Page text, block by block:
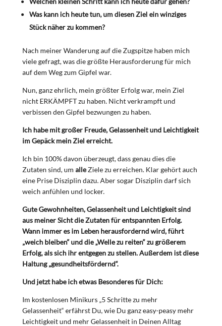
Was kann ich heute tun, um diesen Ziel ein winziges
Stück näher zu kommen?
Nach meiner Wanderung auf die Zugspitze haben mich
viele gefragt, was die größte Herausforderung für mich
auf dem Weg zum Gipfel war.
Nun, ganz ehrlich, mein größter Erfolg war, mein Ziel
nicht ERKÄMPFT zu haben. Nicht verkrampft und
verbissen den Gipfel bezwungen zu haben.
Ich habe mit großer Freude, Gelassenheit und Leichtigkeit
im Gepäck mein Ziel erreicht.
Ich bin 100% davon überzeugt, dass genau dies die
Zutaten sind, um alleZiele zu erreichen. Klar gehört auch
eine Prise Disziplin dazu. Aber sogar Disziplin darf sich
weich anfühlen und locker.
Gute Gewohnheiten, Gelassenheit und Leichtigkeit sind
aus meiner Sicht die Zutaten für entspannten Erfolg.
Wann immer es im Leben herausfordernd wird, führt
„weich bleiben“ und die „Welle zu reiten“ zu größerem
Erfolg, als sich ihr entgegen zu stellen. Außerdem ist diese
Haltung „gesundheitsfördernd“.
Und jetzt habe ich etwas Besonderes für Dich:
Im kostenlosen Minikurs „5 Schritte zu mehr
Gelassenheit“ erfährst Du, wie Du ganz easy-peasy mehr
Leichtigkeit und mehr Gelassenheit in Deinen Alltag